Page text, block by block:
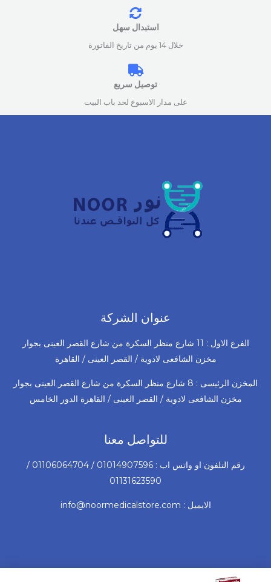
استبدال سهل
خلال 14 يوم من تاريخ الفاتورة
توصيل سريع
على مدار الاسبوع لحد باب البيت
عنوان الشركة
الفرع الاول : 11 شارع منظر السكرة من شارع القصر العينى بجوار
مخزن الشافعى لادوية / القصر العينى / القاهرة
المخزن الرئيسى : 8 شارع منظر السكرة من شارع القصر العينى بجوار
مخزن الشافعى لادوية / القصر العينى / القاهرة الدور الخامس
للتواصل معنا
رقم التلفون او واتس اب : 01014907596 / 01106064704 /
01131623590
الايميل : info@noormedicalstore.com